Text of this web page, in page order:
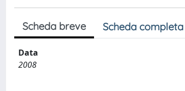
Scheda breve Scheda completa
Data
2008